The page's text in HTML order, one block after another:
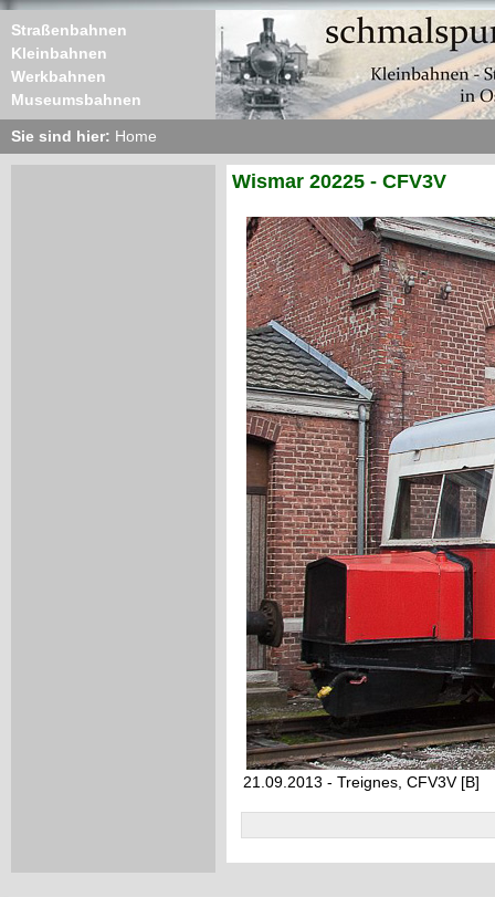
Straßenbahnen
Kleinbahnen
Werkbahnen
Museumsbahnen
Sie sind hier: Home
Wismar 20225 - CFV3V
21.09.2013 - Treignes, CFV3V [B]